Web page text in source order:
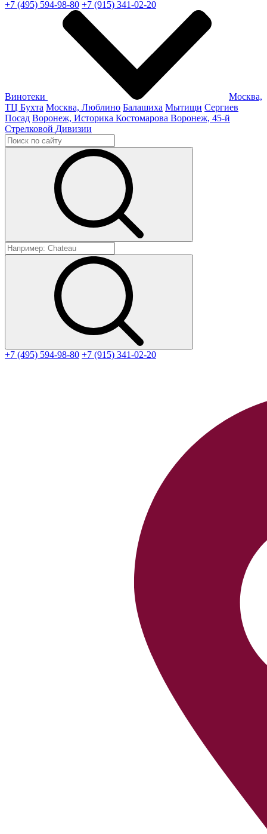
+7 (495) 594-98-80 +7 (915) 341-02-20
Винотеки
Москва,
ТЦ Бухта Москва, Люблино Балашиха Мытищи Сергиев
Посад Воронеж, Историка Костомарова Воронеж, 45-й
Стрелковой Дивизии
+7 (495) 594-98-80 +7 (915) 341-02-20